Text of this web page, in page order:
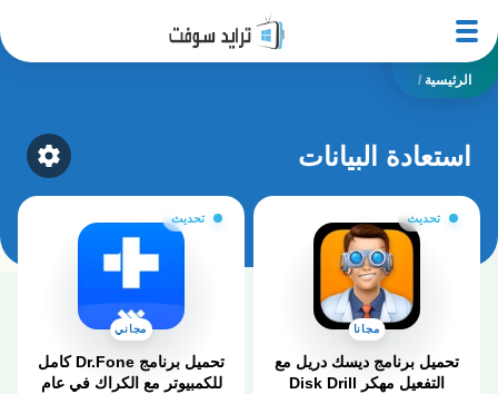
الرئيسية /
استعادة البيانات
تحديث
مجانا
تحميل برنامج ديسك دريل مع
التفعيل مهكر Disk Drill
تحديث
مجاني
تحميل برنامج Dr.Fone كامل
للكمبيوتر مع الكراك في عام